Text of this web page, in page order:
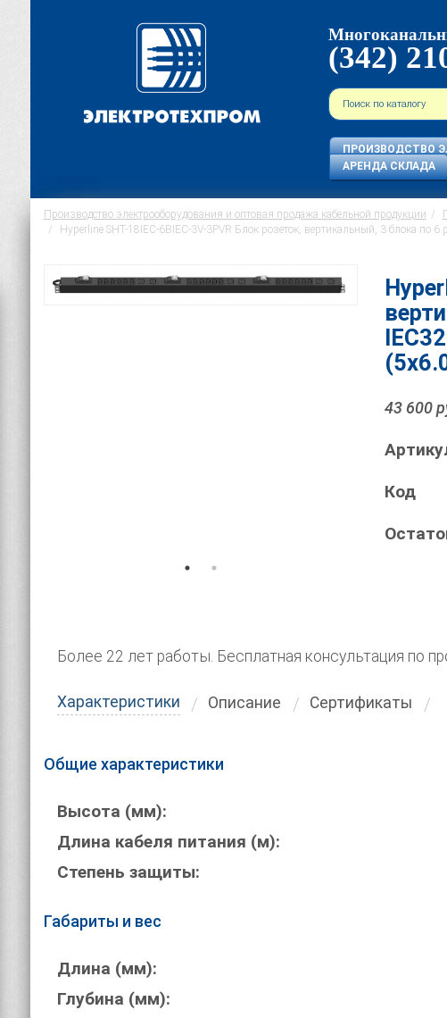
(342)
ПРОИЗВОДСТВО
АРЕНДА СКЛАДА
Производство электрооборудования и оптовая продажа кабельной продукции
Hyperline SHT-18IEC-6BIEC-3V-3PVR Блок розеток, вертикальный, 3 блока
43 600
Код
Более 22 лет работы. Бесплатная консультация по
Характеристики Описание Сертификаты
Общие характеристики
Высота (мм):
Длина кабеля питания (м):
Степень защиты:
Габариты и вес
Длина (мм):
Глубина (мм):